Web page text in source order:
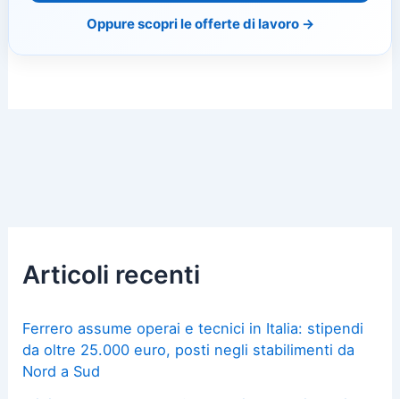
Oppure scopri le offerte di lavoro →
Articoli recenti
Ferrero assume operai e tecnici in Italia: stipendi
da oltre 25.000 euro, posti negli stabilimenti da
Nord a Sud